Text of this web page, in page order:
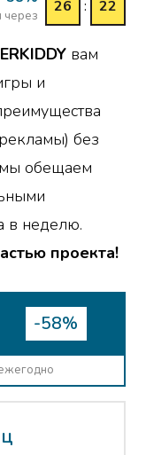
через
26 : 22
вам
и
без
мы обещаем
в неделю.
проекта!
-58%